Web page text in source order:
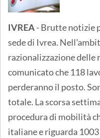
IVREA- Brutte notizie
sede di Ivrea.
razionalizzazione delle
comunicato che 118
perderanno il posto.
totale. La scorsa
procedura di mobilità
italiane e riguarda